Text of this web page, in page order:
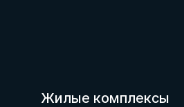
Жилые комплексы